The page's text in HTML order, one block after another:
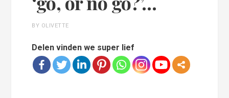
BY OLIVETTE
Delen vinden we super lief